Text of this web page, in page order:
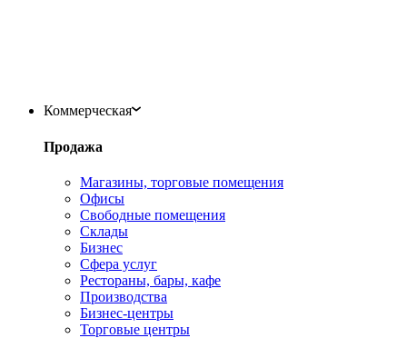
Коммерческая
Продажа
Магазины, торговые помещения
Офисы
Свободные помещения
Склады
Бизнес
Сфера услуг
Рестораны, бары, кафе
Производства
Бизнес-центры
Торговые центры